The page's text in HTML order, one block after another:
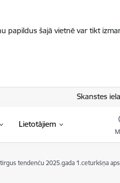
papildus šajā vietnē var tikt
Skanstes
Lietotājiem
tendenču 2025.gada 1.ceturkšņa